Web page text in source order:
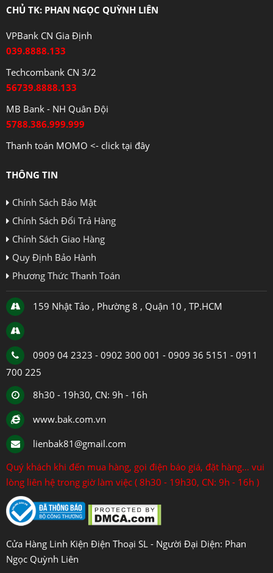
CHỦ TK: PHAN NGỌC QUỲNH LIÊN
VPBank CN Gia Định
039.8888.133
Techcombank CN 3/2
56739.8888.133
MB Bank - NH Quân Đội
5788.386.999.999
Thanh toán MOMO <- click tại đây
THÔNG TIN
Chính Sách Bảo Mật
Chính Sách Đổi Trả Hàng
Chính Sách Giao Hàng
Quy Định Bảo Hành
Phương Thức Thanh Toán
159 Nhật Tảo , Phường 8 , Quận 10 , TP.HCM
0909 04 2323 - 0902 300 001 - 0909 36 5151 - 0911
700 225
8h30 - 19h30, CN: 9h - 16h
www.bak.com.vn
lienbak81@gmail.com
Quý khách khi đến mua hàng, gọi điện báo giá, đặt hàng... vui
lòng liên hệ trong giờ làm việc ( 8h30 - 19h30, CN: 9h - 16h )
Cửa Hàng Linh Kiện Điện Thoại SL - Người Đại Diện: Phan
Ngọc Quỳnh Liên